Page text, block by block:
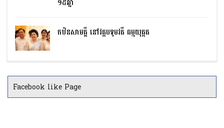
១៥ឆ្នាំ
កឋិនសាមគ្គី នៅវត្តបទុមវតី ធម្មយុត្តត
Facebook like Page